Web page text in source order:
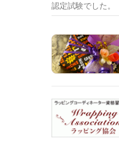
認定試験でした。